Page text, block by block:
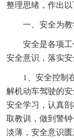
整理思绪，作出以
一、安全为教
安全是各项
安全意识，落实
1、安全控制
解机动车驾驶的
安全学习，认真
取教训，做到警
淡薄，安全意识匮